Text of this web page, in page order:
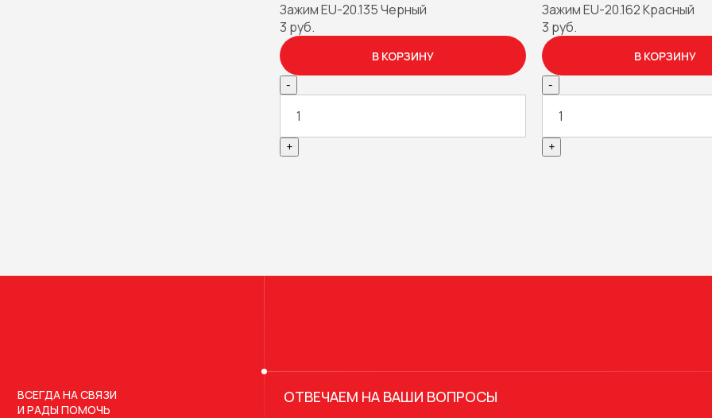
Зажим EU-20.135 Черный
3 руб.
В КОРЗИНУ
-
+
Зажим EU-20.162 Красный
3 руб.
В КОРЗИНУ
-
+
ВСЕГДА НА СВЯЗИ
И РАДЫ ПОМОЧЬ
ОТВЕЧАЕМ НА ВАШИ ВОПРОСЫ